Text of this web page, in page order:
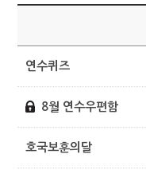
연수퀴즈
8월 연수우편함
호국보훈의달